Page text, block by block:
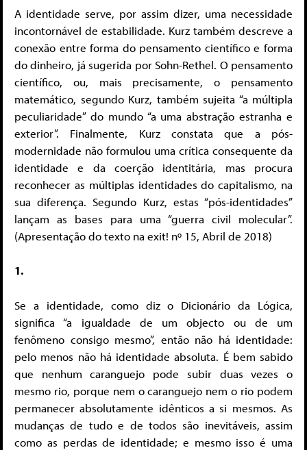
A identidade serve, por assim dizer, uma necessidade
incontornável de estabilidade. Kurz também descreve a
conexão entre forma do pensamento científico e forma
do dinheiro, já sugerida por Sohn-Rethel. O pensamento
científico, ou, mais precisamente, o pensamento
matemático, segundo Kurz, também sujeita “a múltipla
peculiaridade” do mundo “a uma abstração estranha e
exterior”. Finalmente, Kurz constata que a pós-
modernidade não formulou uma crítica consequente da
identidade e da coerção identitária, mas procura
reconhecer as múltiplas identidades do capitalismo, na
sua diferença. Segundo Kurz, estas “pós-identidades”
lançam as bases para uma “guerra civil molecular”.
(Apresentação do texto na exit! nº 15, Abril de 2018)
1.
Se a identidade, como diz o Dicionário da Lógica,
significa “a igualdade de um objecto ou de um
fenômeno consigo mesmo”, então não há identidade:
pelo menos não há identidade absoluta. É bem sabido
que nenhum caranguejo pode subir duas vezes o
mesmo rio, porque nem o caranguejo nem o rio podem
permanecer absolutamente idênticos a si mesmos. As
mudanças de tudo e de todos são inevitáveis, assim
como as perdas de identidade; e mesmo isso é uma